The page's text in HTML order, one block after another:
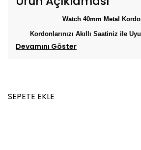
Watch 40mm Metal
Kordonlarınızı Akıllı Saatiniz ile
Devamını Göster
SEPETE EKLE